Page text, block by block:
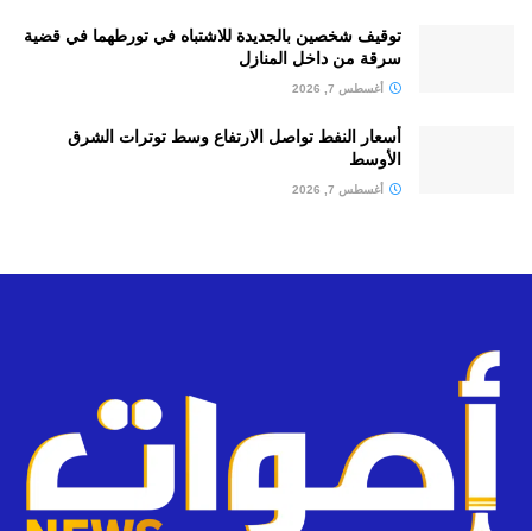
توقيف شخصين بالجديدة للاشتباه في تورطهما في قضية
سرقة من داخل المنازل
أغسطس 7, 2026
أسعار النفط تواصل الارتفاع وسط توترات الشرق
الأوسط
أغسطس 7, 2026